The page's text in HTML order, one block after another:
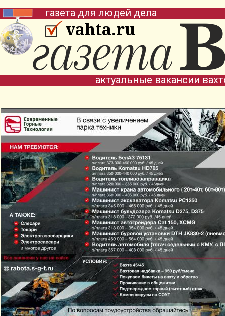
vahta.ru
газета для людей дела
актуальные вакансии